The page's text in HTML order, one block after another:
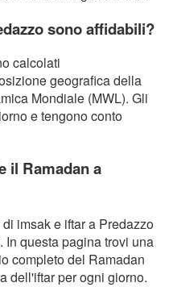
sono affidabili?
calcolati
geografica della
Mondiale (MWL). Gli
e tengono conto
il Ramadan a
imsak e iftar a Predazzo
In questa pagina trovi una
completo del Ramadan
dell'iftar per ogni giorno.